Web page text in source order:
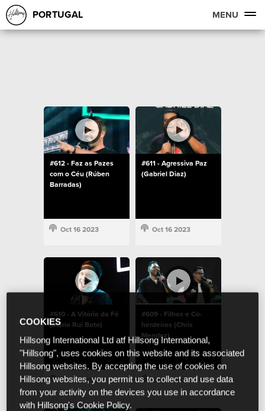
PORTUGAL MENU
#612 - Faz as Pazes
com o Céu (Rúben
Barradas)
Oct 16 2023
#611 - Agressiva Paz
(Gabriel Diaz)
Oct 16 2023
#610 - A Vitória da Fé
(Mário Rui Boto)
Oct 16 2023
#609 - Filhos e Co-
herdeiros (Chris
Mendez)
Oct 16 2023
COOKIES
Hillsong International Ltd atf Hillsong International,
"Hillsong", uses cookies on this website and its associated
Hillsong websites. By accepting the use of cookies on
Hillsong websites, you permit us to collect and use data
from your activity on the devices you use in accordance
with Hillsong's Cookie Policy.